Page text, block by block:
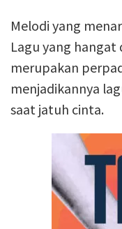
Melodi yang
Lagu yang
merupakan
menjadikannya
saat jatuh cinta.